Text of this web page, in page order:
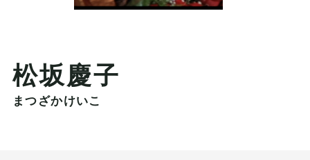
松坂慶子
まつざかけいこ